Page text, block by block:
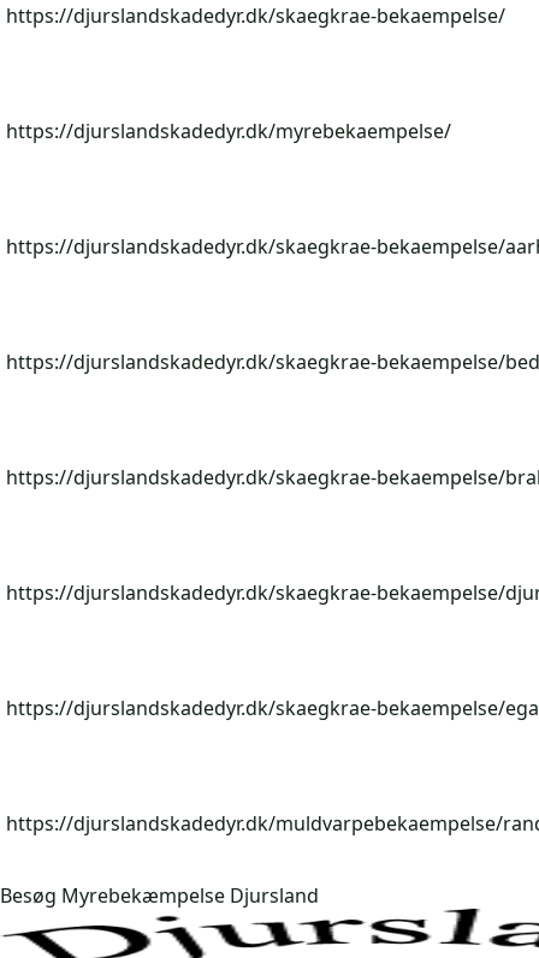
https://djurslandskadedyr.dk/skaegkrae-bekaempelse/
https://djurslandskadedyr.dk/myrebekaempelse/
https://djurslandskadedyr.dk/skaegkrae-bekaempelse/
https://djurslandskadedyr.dk/skaegkrae-bekaempelse/
https://djurslandskadedyr.dk/skaegkrae-bekaempelse/
https://djurslandskadedyr.dk/skaegkrae-bekaempelse/
https://djurslandskadedyr.dk/skaegkrae-bekaempelse/
https://djurslandskadedyr.dk/muldvarpebekaempelse/
Besøg Myrebekæmpelse Djursland